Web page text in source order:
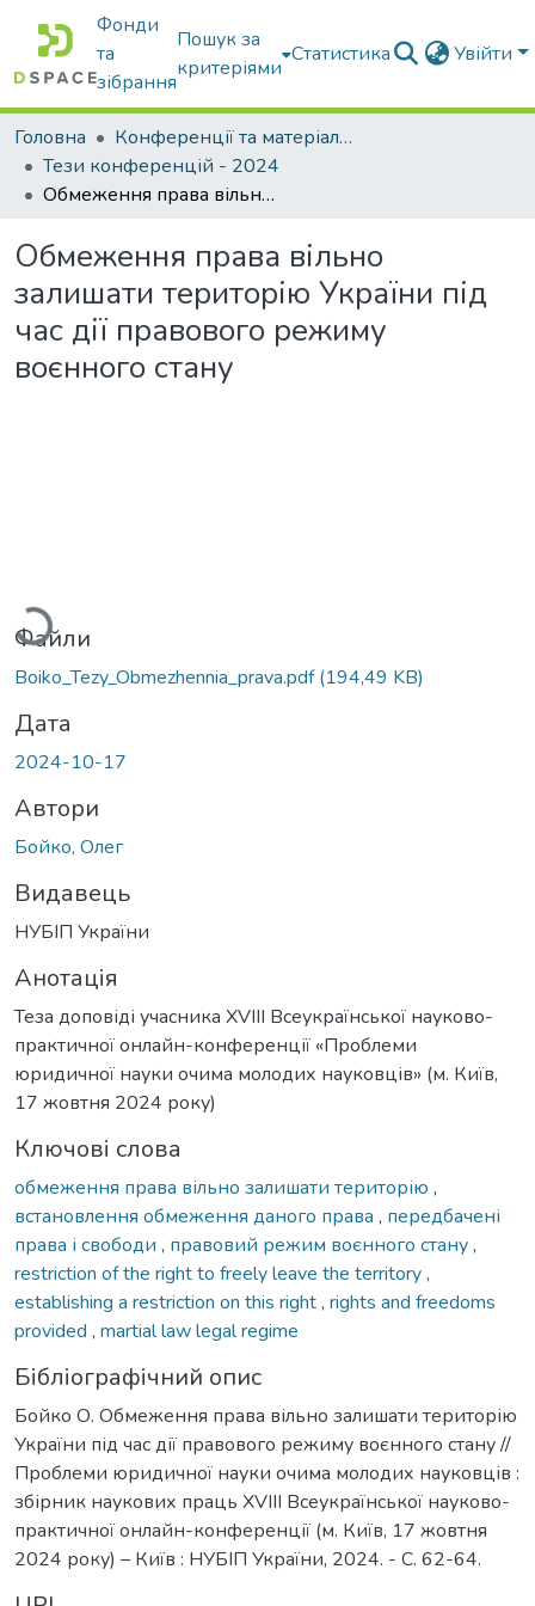
Фонди
та
зібрання
Пошук за
критеріями
Статистика Увійти
Головна
Конференції та матеріали конференцій
Тези конференцій - 2024
Обмеження права вільно залишати територію України під час дії правового режиму воєнного стану
Обмеження права вільно
залишати територію України під
час дії правового режиму
воєнного стану
Файли
Boiko_Tezy_Obmezhennia_prava.pdf(194,49 KB)
Дата
2024-10-17
Автори
Бойко, Олег
Видавець
НУБІП України
Анотація
Теза доповіді учасника XVIII Всеукраїнської науково-
практичної онлайн-конференції «Проблеми
юридичної науки очима молодих науковців» (м. Київ,
17 жовтня 2024 року)
Ключові слова
обмеження права вільно залишати територію ,
встановлення обмеження даного права , передбачені
права і свободи , правовий режим воєнного стану,
restriction of the right to freely leave the territory,
establishing a restriction on this right, rights and freedoms
provided , martial law legal regime
Бібліографічний опис
Бойко О. Обмеження права вільно залишати територію
України під час дії правового режиму воєнного стану //
Проблеми юридичної науки очима молодих науковців :
збірник наукових праць XVIII Всеукраїнської науково-
практичної онлайн-конференції (м. Київ, 17 жовтня
2024 року) – Київ : НУБІП України, 2024. - С. 62-64.